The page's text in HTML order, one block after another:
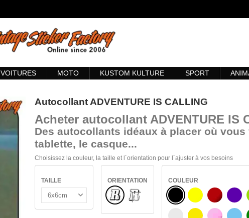
VOITURES MOTO KUSTOM KULTURE SPORT
Autocollant ADVENTURE IS CALLING
Acheter autocollant ADVENTURE IS
Des autocollants idéaux à placer où
tablette, le casque...
Choisissez la couleur, la taille et l´orientation pour l´ajuster à vos besoins
TAILLE
ORIENTATION
NormalVERRE INTÉRIEUR
COULEUR
NOIR
BLANC
JAUNE
JAUNE AMBRE
ROSA